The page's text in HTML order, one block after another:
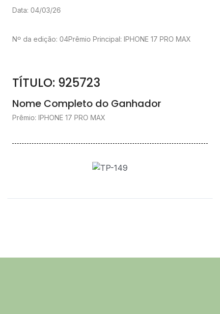
Data: 04/03/26
Nº da edição: 04Prêmio Principal: IPHONE 17 PRO MAX
TÍTULO: 925723
Nome Completo do Ganhador
Prêmio: IPHONE 17 PRO MAX